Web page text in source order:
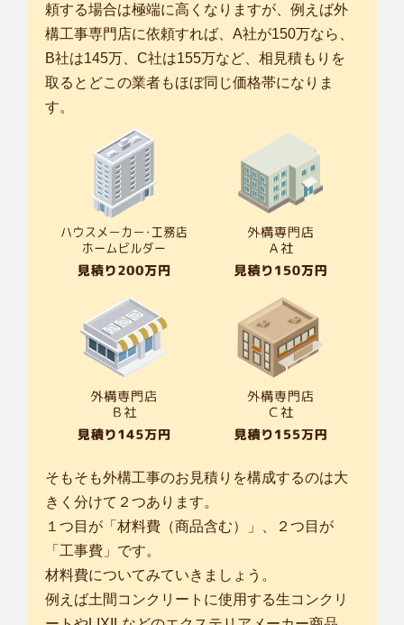
頼する場合は極端に高くなりますが、例えば外
構工事専門店に依頼すれば、A社が150万なら、
B社は145万、C社は155万など、相見積もりを
取るとどこの業者もほぼ同じ価格帯になりま
す。
そもそも外構工事のお見積りを構成するのは大
きく分けて２つあります。
１つ目が「材料費（商品含む）」、２つ目が
「工事費」です。
材料費についてみていきましょう。
例えば土間コンクリートに使用する生コンクリ